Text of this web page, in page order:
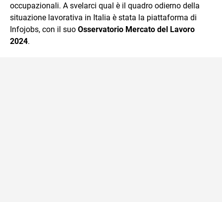
occupazionali. A svelarci qual è il quadro odierno della
situazione lavorativa in Italia è stata la piattaforma di
Infojobs, con il suo Osservatorio Mercato del Lavoro
2024.